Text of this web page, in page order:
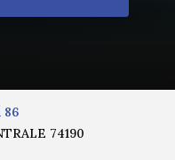
86
74190